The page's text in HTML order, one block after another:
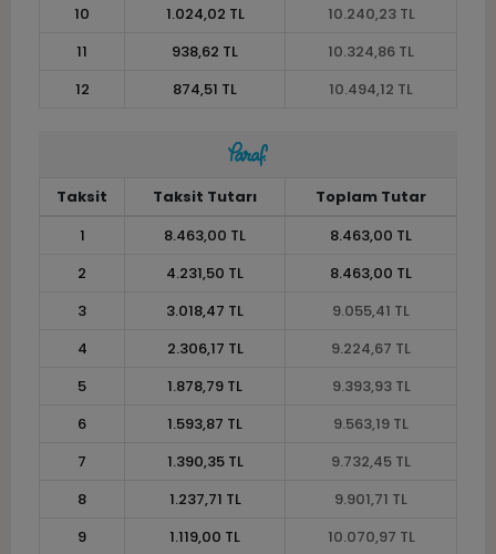
10
1.024,02 TL
10.240,23 TL
11
938,62 TL
10.324,86 TL
12
874,51 TL 10.494,12 TL
Taksit Taksit Tutarı
Toplam Tutar
1
8.463,00 TL
8.463,00 TL
2
4.231,50 TL
8.463,00 TL
3
3.018,47 TL
9.055,41 TL
4
2.306,17 TL
9.224,67 TL
5
1.878,79 TL
9.393,93 TL
6
1.593,87 TL
9.563,19 TL
7
1.390,35 TL
9.732,45 TL
8
1.237,71 TL
9.901,71 TL
9
1.119,00 TL
10.070,97 TL